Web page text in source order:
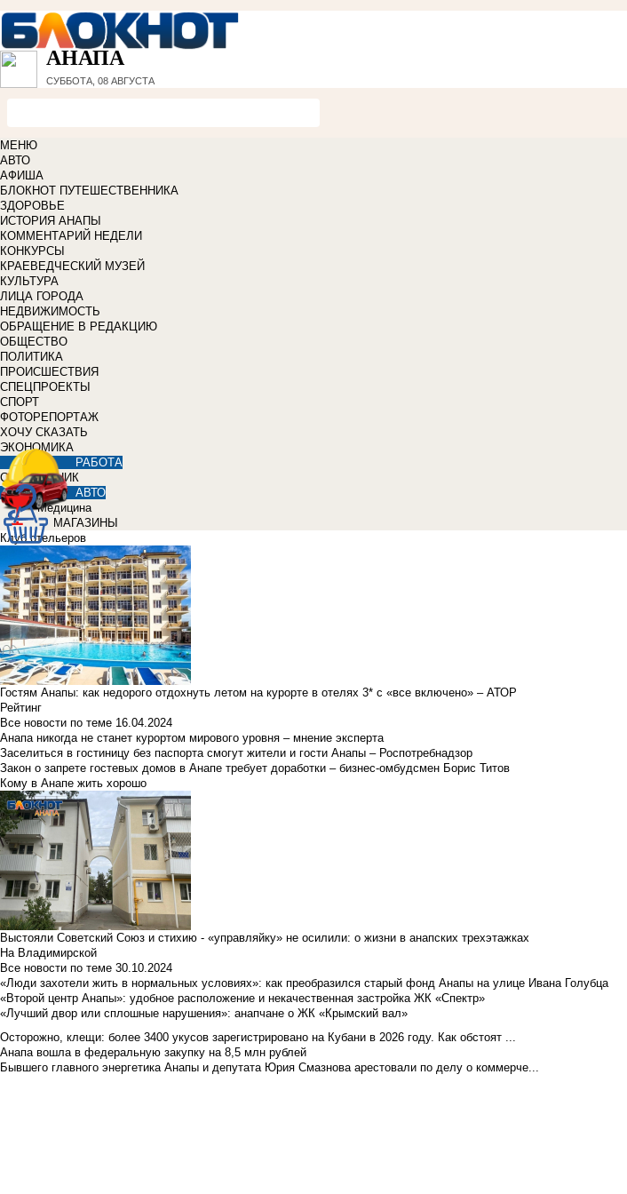
АНАПА
СУББОТА, 08 АВГУСТА
МЕНЮ
АВТО
АФИША
БЛОКНОТ ПУТЕШЕСТВЕННИКА
ЗДОРОВЬЕ
ИСТОРИЯ АНАПЫ
КОММЕНТАРИЙ НЕДЕЛИ
КОНКУРСЫ
КРАЕВЕДЧЕСКИЙ МУЗЕЙ
КУЛЬТУРА
ЛИЦА ГОРОДА
НЕДВИЖИМОСТЬ
ОБРАЩЕНИЕ В РЕДАКЦИЮ
ОБЩЕСТВО
ПОЛИТИКА
ПРОИСШЕСТВИЯ
СПЕЦПРОЕКТЫ
СПОРТ
ФОТОРЕПОРТАЖ
ХОЧУ СКАЗАТЬ
ЭКОНОМИКА
РАБОТА
СПРАВОЧНИК
АВТО
Медицина
МАГАЗИНЫ
Клуб отельеров
Гостям Анапы: как недорого отдохнуть летом на курорте в отелях 3* с «все включено» – АТОР
Рейтинг
Все новости по теме 16.04.2024
Анапа никогда не станет курортом мирового уровня – мнение эксперта
Заселиться в гостиницу без паспорта смогут жители и гости Анапы – Роспотребнадзор
Закон о запрете гостевых домов в Анапе требует доработки – бизнес-омбудсмен Борис Титов
Кому в Анапе жить хорошо
Выстояли Советский Союз и стихию - «управляйку» не осилили: о жизни в анапских трехэтажках
На Владимирской
Все новости по теме 30.10.2024
«Люди захотели жить в нормальных условиях»: как преобразился старый фонд Анапы на улице Ивана Голубца
«Второй центр Анапы»: удобное расположение и некачественная застройка ЖК «Спектр»
«Лучший двор или сплошные нарушения»: анапчане о ЖК «Крымский вал»
Осторожно, клещи: более 3400 укусов зарегистрировано на Кубани в 2026 году. Как обстоят ...
Анапа вошла в федеральную закупку на 8,5 млн рублей
Бывшего главного энергетика Анапы и депутата Юрия Смазнова арестовали по делу о коммерче...